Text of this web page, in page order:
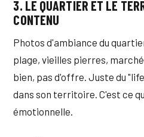
3. LE QUARTIER ET LE
CONTENU
Photos d'ambiance du
plage, vieilles pierres,
bien, pas d'offre. Juste du
dans son territoire. C'est ce
émotionnelle.